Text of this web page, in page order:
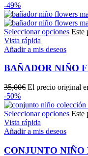
-49%
Seleccionar opciones Este
Vista rápida
Añadir a mis deseos
BAÑADOR NIÑO
35,00€ El precio original
-50%
Seleccionar opciones Este
Vista rápida
Añadir a mis deseos
CONJUNTO